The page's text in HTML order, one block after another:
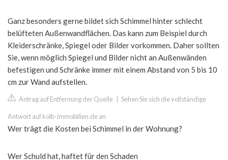
Ganz besonders gerne bildet sich Schimmel hinter schlecht
belüfteten Außenwandflächen. Das kann zum Beispiel durch
Kleiderschränke, Spiegel oder Bilder vorkommen. Daher sollten
Sie, wenn möglich Spiegel und Bilder nicht an Außenwänden
befestigen und Schränke immer mit einem Abstand von 5 bis 10
cm zur Wand aufstellen.
Antrag auf Entfernung der Quelle Sehen Sie sich die vollständige
Antwort auf kolb-immobilien.de an
Wer trägt die Kosten bei Schimmel in der Wohnung?
Wer Schuld hat, haftet für den Schaden